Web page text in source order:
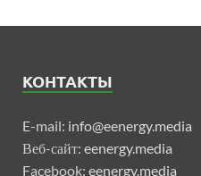
КОНТАКТЫ
E-mail: info@eenergy.media
Веб-сайт: eenergy.media
Facebook: eenergy.media